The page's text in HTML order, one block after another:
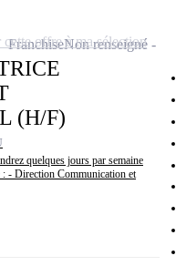
(H/F)
quelques jours par semaine
: - Direction Communication et
FranchiseNon renseigné
offre à ma sélection